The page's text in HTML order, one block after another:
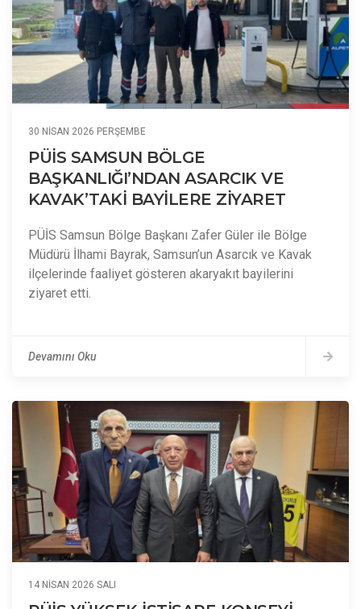
30 NISAN 2026 PERŞEMBE
PÜİS SAMSUN BÖLGE
BAŞKANLIĞI’NDAN ASARCIK VE
KAVAK’TAKİ BAYİLERE ZİYARET
PÜİS Samsun Bölge Başkanı Zafer Güler ile Bölge
Müdürü İlhami Bayrak, Samsun’un Asarcık ve Kavak
ilçelerinde faaliyet gösteren akaryakıt bayilerini
ziyaret etti.
Devamını Oku
14 NISAN 2026 SALI